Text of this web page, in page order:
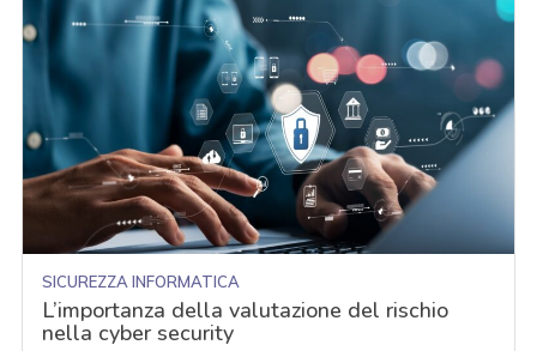
SICUREZZA INFORMATICA
L’importanza della valutazione del rischio
nella cyber security